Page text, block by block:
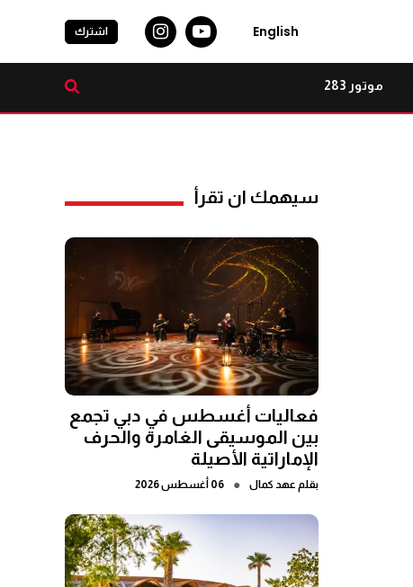
English اشترك
موتور 283
سيهمك ان تقرأ
فعاليات أغسطس في دبي تجمع
بين الموسيقى الغامرة والحرف
الإماراتية الأصيلة
بقلم عهد كمال ● 06 أغسطس 2026